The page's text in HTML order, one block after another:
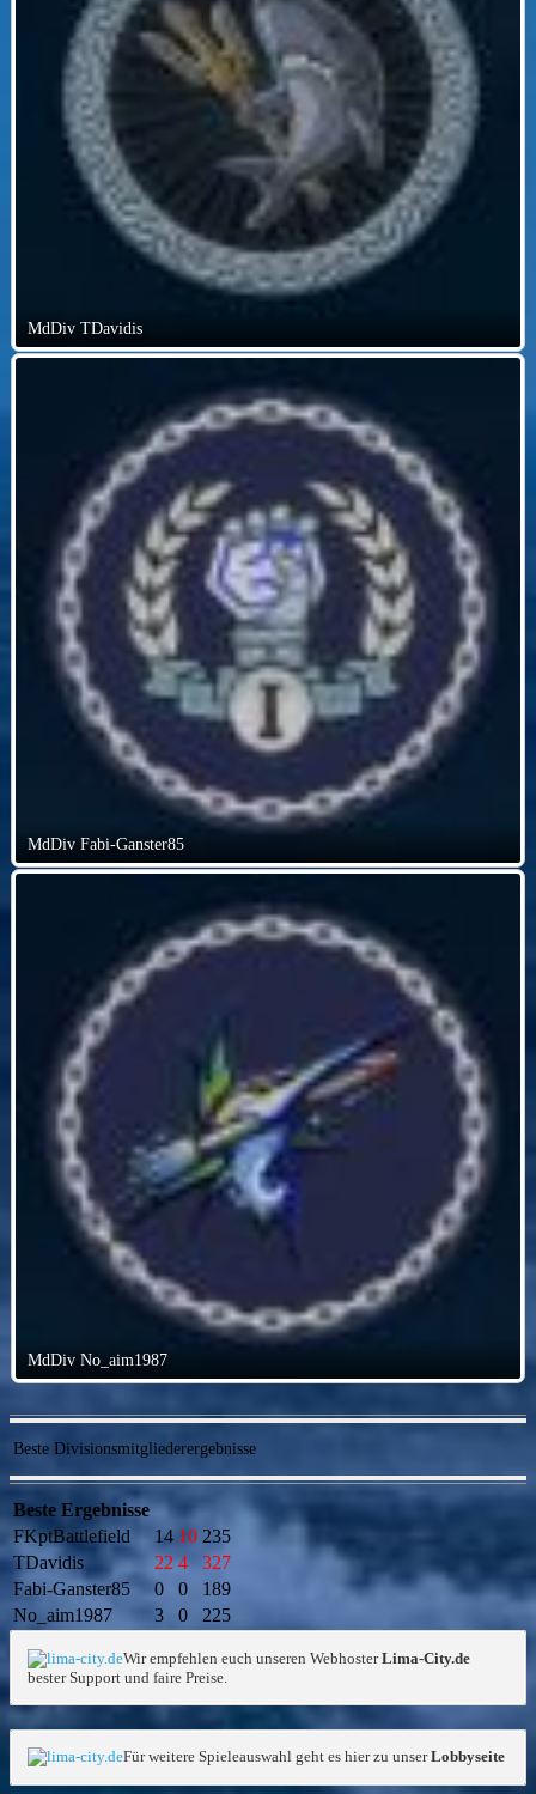
MdDiv TDavidis
MdDiv Fabi-Ganster85
MdDiv No_aim1987
Beste Divisionsmitgliederergebnisse
Beste Ergebnisse
FKptBattlefield
14 10 235
TDavidis
22 4
327
Fabi-Ganster85
0 0
189
No_aim1987
3 0 225
Wir empfehlen euch unseren WebhosterLima-City.de
bester Support und faire Preise.
Für weitere Spieleauswahl geht es hier zu unserLobbyseite